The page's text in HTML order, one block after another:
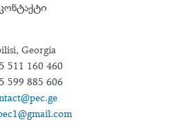
კონტაქტი
Georgia
511 160 460
599 885 606